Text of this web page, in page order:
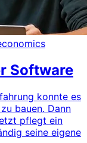
Software
konnte es
bauen. Dann
pflegt ein
seine eigene